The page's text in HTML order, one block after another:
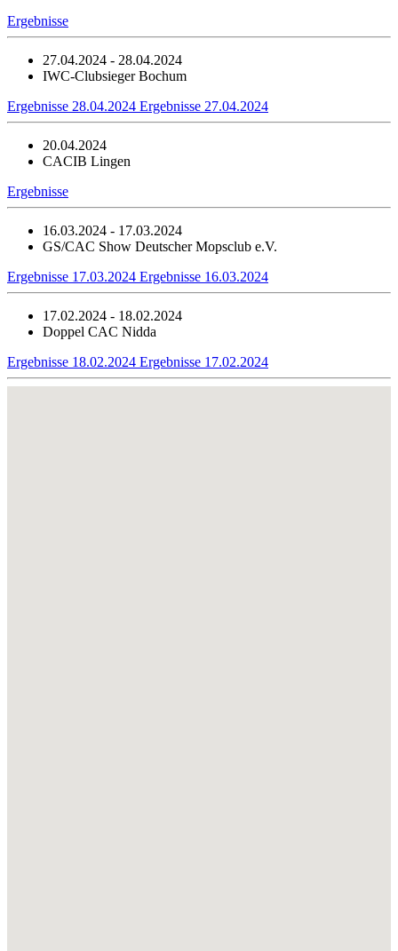
Ergebnisse
27.04.2024 - 28.04.2024
IWC-Clubsieger Bochum
Ergebnisse 28.04.2024 Ergebnisse 27.04.2024
20.04.2024
CACIB Lingen
Ergebnisse
16.03.2024 - 17.03.2024
GS/CAC Show Deutscher Mopsclub e.V.
Ergebnisse 17.03.2024 Ergebnisse 16.03.2024
17.02.2024 - 18.02.2024
Doppel CAC Nidda
Ergebnisse 18.02.2024 Ergebnisse 17.02.2024